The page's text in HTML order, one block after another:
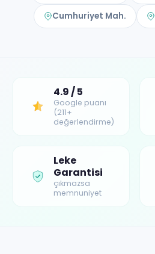
Cumhuriyet Mah.
4.9 / 5
Google puanı
(211+
değerlendirme)
Leke
Garantisi
çıkmazsa
memnuniyet